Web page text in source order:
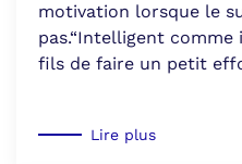
motivation lorsque le
pas.“Intelligent
fils de faire un petit
Lire plus